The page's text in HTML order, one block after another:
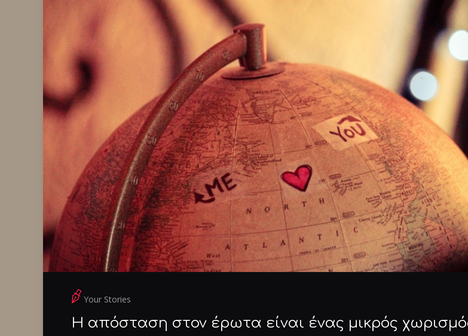
Your Stories
Η απόσταση στον έρωτα είναι ένας μικρός